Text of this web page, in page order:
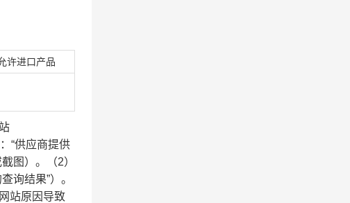
许进口产品
“供应商提供
图）。（2）
询结果”）。
站原因导致